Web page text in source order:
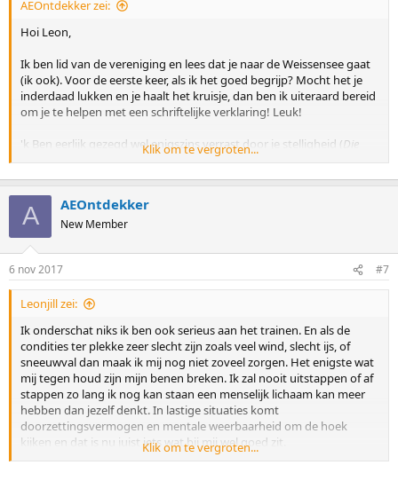
AEOntdekker zei:
Hoi Leon,
Ik ben lid van de vereniging en lees dat je naar de Weissensee gaat
(ik ook). Voor de eerste keer, als ik het goed begrijp? Mocht het je
inderdaad lukken en je haalt het kruisje, dan ben ik uiteraard bereid
om je te helpen met een schriftelijke verklaring! Leuk!
'k Ben eerlijk gezegd wel enigszins verrast door je stelligheid (Die
200 km schaats ik wel uit daar maak ik mij niet druk om). Heel goed dat
je in je verleden zwaardere dingen voor elkaar hebt gekregen
(respect), maar de Weissensee is elk jaar een verhaal apart. Soms is
het inderdaad iets waar je je absoluut niet druk over hoeft te
maken, maar er zijn meerdere rijders geweest die het klusje wel
even dachten te klaren en toch lelijk onderuit gingen. 't Komt in
mijn ogen een beetje over alsof je de wisselende condities van de
Weissensee onderschat. Mocht dat het geval zijn, dan ben ik een
stuk minder scheutig in het overhandigen van een schriftelijke
verklaring.
Klik om te vergroten...
A AEOntdekker
New Member
6 nov 2017 #7
Leonjill zei:
Ik onderschat niks ik ben ook serieus aan het trainen. En als de
condities ter plekke zeer slecht zijn zoals veel wind, slecht ijs, of
sneeuwval dan maak ik mij nog niet zoveel zorgen. Het enigste wat
mij tegen houd zijn mijn benen breken. Ik zal nooit uitstappen of af
stappen zo lang ik nog kan staan een menselijk lichaam kan meer
hebben dan jezelf denkt. In lastige situaties komt
doorzettingsvermogen en mentale weerbaarheid om de hoek
kijken en dat is nu juist iets wat bij mij wel goed zit.
Dit komt misschien wat arrogant over maar dat is het totaal niet.
Klik om te vergroten...